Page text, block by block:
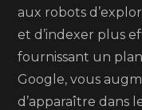
aux robots
et d’indexer plus
fournissant un
Google, vous
d’apparaître dans